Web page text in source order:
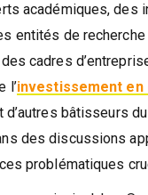
académiques, des
entités de recherche
cadres
l’investissement en
bâtisseurs
des discussions
problématiques